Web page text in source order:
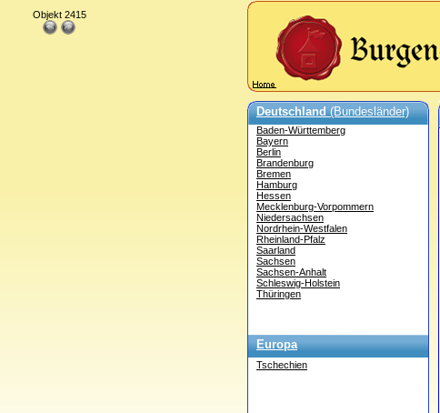
Deutschland(Bundesländer)
Baden-Württemberg
Bayern
Berlin
Brandenburg
Bremen
Hamburg
Hessen
Mecklenburg-Vorpommern
Niedersachsen
Nordrhein-Westfalen
Rheinland-Pfalz
Saarland
Sachsen
Sachsen-Anhalt
Schleswig-Holstein
Thüringen
Europa
Tschechien
Objekt 2415